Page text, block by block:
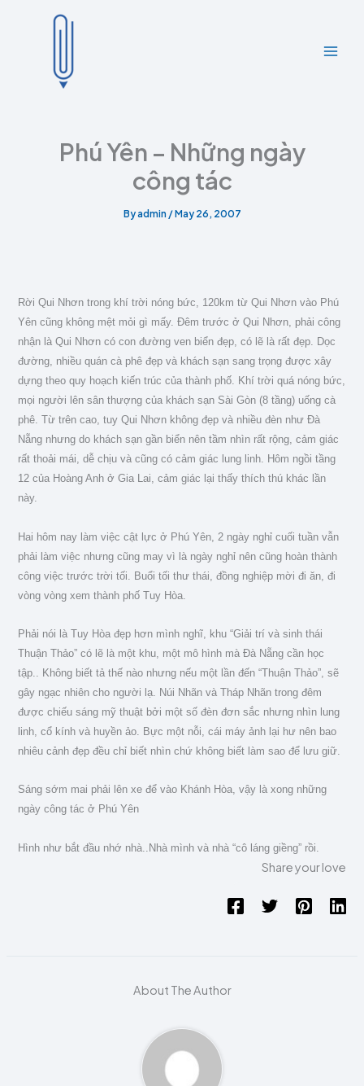
Phú Yên – Những ngày
công tác
Byadmin /May 26, 2007
Rời Qui Nhơn trong khí trời nóng bức, 120km từ Qui Nhơn vào Phú
Yên cũng không mệt mỏi gì mấy. Đêm trước ở Qui Nhơn, phải công
nhận là Qui Nhơn có con đường ven biển đẹp, có lẽ là rất đẹp. Dọc
đường, nhiều quán cà phê đẹp và khách sạn sang trọng được xây
dựng theo quy hoạch kiến trúc của thành phố. Khí trời quá nóng bức,
mọi người lên sân thượng của khách sạn Sài Gòn (8 tầng) uống cà
phê. Từ trên cao, tuy Qui Nhơn không đẹp và nhiều đèn như Đà
Nẵng nhưng do khách sạn gần biển nên tầm nhìn rất rộng, cảm giác
rất thoải mái, dễ chịu và cũng có cảm giác lung linh. Hôm ngồi tầng
12 của Hoàng Anh ở Gia Lai, cảm giác lại thấy thích thú khác lần
này.
Hai hôm nay làm việc cật lực ở Phú Yên, 2 ngày nghỉ cuối tuần vẫn
phải làm việc nhưng cũng may vì là ngày nghỉ nên cũng hoàn thành
công việc trước trời tối. Buổi tối thư thái, đồng nghiệp mời đi ăn, đi
vòng vòng xem thành phố Tuy Hòa.
Phải nói là Tuy Hòa đẹp hơn mình nghĩ, khu “Giải trí và sinh thái
Thuận Thảo” có lẽ là một khu, một mô hình mà Đà Nẵng cần học
tập.. Không biết tả thế nào nhưng nếu một lần đến “Thuận Thảo”, sẽ
gây ngạc nhiên cho người lạ. Núi Nhãn và Tháp Nhãn trong đêm
được chiếu sáng mỹ thuật bởi một số đèn đơn sắc nhưng nhìn lung
linh, cổ kính và huyền ảo. Bực một nỗi, cái máy ảnh lại hư nên bao
nhiêu cảnh đẹp đều chỉ biết nhìn chứ không biết làm sao để lưu giữ.
Sáng sớm mai phải lên xe để vào Khánh Hòa, vậy là xong những
ngày công tác ở Phú Yên
Hình như bắt đầu nhớ nhà.. Nhà mình và nhà “cô láng giềng” rồi.
Share your love
About The Author